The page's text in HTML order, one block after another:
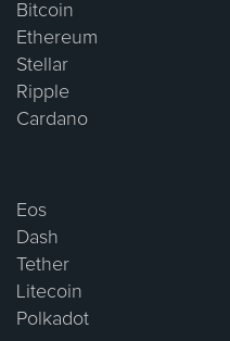
Bitcoin
Ethereum
Stellar
Ripple
Cardano
Eos
Dash
Tether
Litecoin
Polkadot